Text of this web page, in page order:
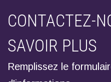
CONTACTEZ-
SAVOIR PLUS
Remplissez le